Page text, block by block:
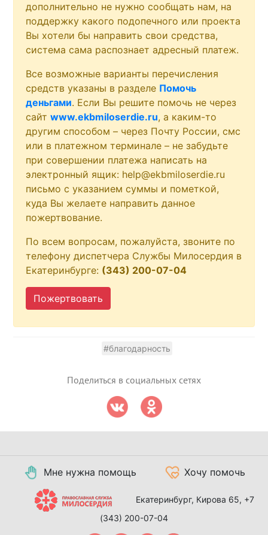
дополнительно не нужно сообщать нам, на
поддержку какого подопечного или проекта
Вы хотели бы направить свои средства,
система сама распознает адресный платеж.
Все возможные варианты перечисления
средств указаны в разделе Помочь
деньгами. Если Вы решите помочь не через
сайтwww.ekbmiloserdie.ru, а каким-то
другим способом – через Почту России, смс
или в платежном терминале – не забудьте
при совершении платежа написать на
электронный ящик: help@ekbmiloserdie.ru
письмо с указанием суммы и пометкой,
куда Вы желаете направить данное
пожертвование.
По всем вопросам, пожалуйста, звоните по
телефону диспетчера Службы Милосердия в
Екатеринбурге: (343) 200-07-04
Пожертвовать
#благодарность
Поделиться в социальных сетях
Мне нужна помощь Хочу помочь
Екатеринбург, Кирова 65, +7
(343) 200-07-04